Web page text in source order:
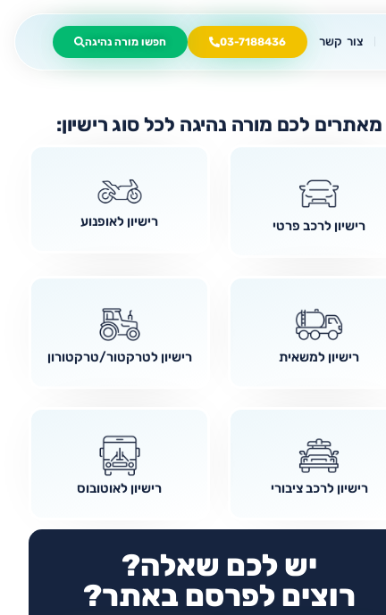
צור קשר 03-7188436 חפשו מורה נהיגה
מאתרים לכם מורה נהיגה לכל סוג רישיון:
רישיון לרכב פרטי רישיון לאופנוע
רישיון למשאית רישיון לטרקטור/טרקטורון
רישיון לרכב ציבורי רישיון לאוטובוס
יש לכם שאלה?
רוצים לפרסם באתר?